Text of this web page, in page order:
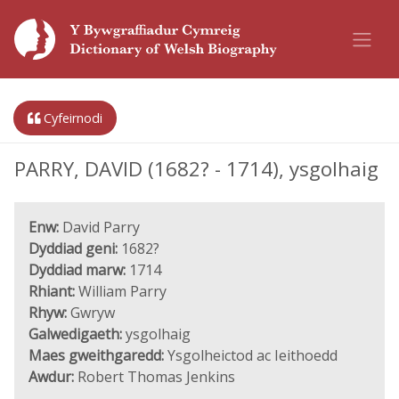
Cyfeirnodi
PARRY, DAVID (1682? - 1714), ysgolhaig
Enw: David Parry
Dyddiad geni: 1682?
Dyddiad marw: 1714
Rhiant:William Parry
Rhyw:Gwryw
Galwedigaeth:ysgolhaig
Maes gweithgaredd:Ysgolheictod ac Ieithoedd
Awdur: Robert Thomas Jenkins